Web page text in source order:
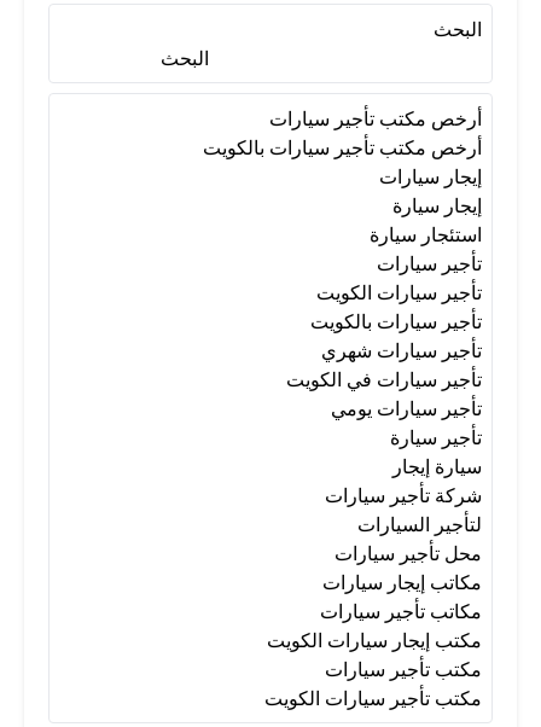
البحث
البحث
أرخص مكتب تأجير سيارات
أرخص مكتب تأجير سيارات بالكويت
إيجار سيارات
إيجار سيارة
استئجار سيارة
تأجير سيارات
تأجير سيارات الكويت
تأجير سيارات بالكويت
تأجير سيارات شهري
تأجير سيارات في الكويت
تأجير سيارات يومي
تأجير سيارة
سيارة إيجار
شركة تأجير سيارات
لتأجير السيارات
محل تأجير سيارات
مكاتب إيجار سيارات
مكاتب تأجير سيارات
مكتب إيجار سيارات الكويت
مكتب تأجير سيارات
مكتب تأجير سيارات الكويت